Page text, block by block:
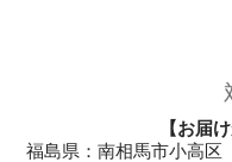
【お届
福島県：南相馬市小高区